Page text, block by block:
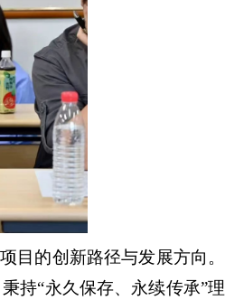
目的创新路径与发展方向。
持“永久保存、永续传承”理